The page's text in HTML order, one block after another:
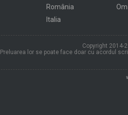
România
Italia
Copyright 2014-
Preluarea lor se poate face doar cu acordul